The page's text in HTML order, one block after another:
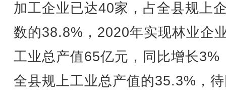
加工企业已达40家，占全县规上
数的38.8%，2020年实现林业企
工业总产值65亿元，同比增长3%
全县规上工业总产值的35.3%，